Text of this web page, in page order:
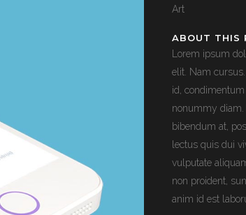
Art
ABOUT THIS
Lorem ipsum
elit. Nam
id, condimentum
nonummy diam.
bibendum at,
lectus quis dui
vulputate
non proident,
anim id est